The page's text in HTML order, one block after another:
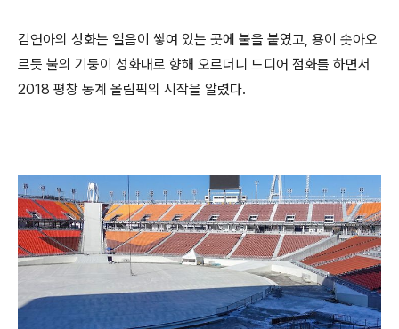
김연아의 성화는 얼음이 쌓여 있는 곳에 불을 붙였고, 용이 솟아오
르듯 불의 기둥이 성화대로 향해 오르더니 드디어 점화를 하면서
2018 평창 동계 올림픽의 시작을 알렸다.